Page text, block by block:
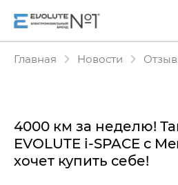
Главная Новости
4000 км за неделю!
EVOLUTE i‑SPACE с
хочет купить себе!